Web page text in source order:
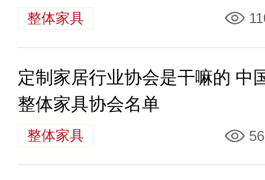
整体家具
定制家居行业协会是干嘛的 中
整体家具协会名单
整体家具